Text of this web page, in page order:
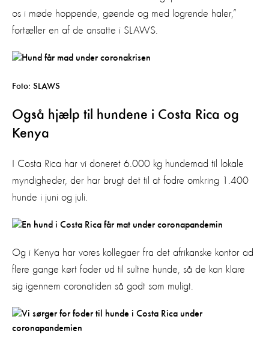
os i møde hoppende, gøende og med logrende haler,”
fortæller en af de ansatte i SLAWS.
Foto: SLAWS
Også hjælp til hundene i Costa Rica og
Kenya
I Costa Rica har vi doneret 6.000 kg hundemad til lokale
myndigheder, der har brugt det til at fodre omkring 1.400
hunde i juni og juli.
Og i Kenya har vores kollegaer fra det afrikanske kontor ad
flere gange kørt foder ud til sultne hunde, så de kan klare
sig igennem coronatiden så godt som muligt.